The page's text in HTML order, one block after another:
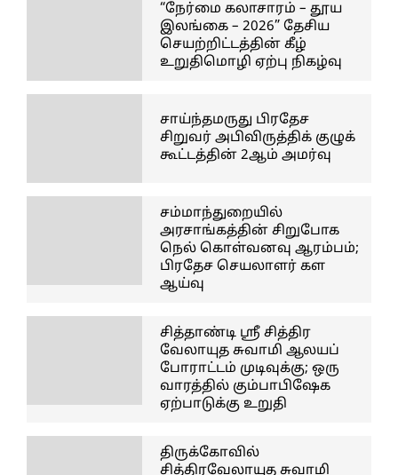
“நேர்மை கலாசாரம் – தூய
இலங்கை – 2026” தேசிய
செயற்றிட்டத்தின் கீழ்
உறுதிமொழி ஏற்பு நிகழ்வு
சாய்ந்தமருது பிரதேச
சிறுவர் அபிவிருத்திக் குழுக்
கூட்டத்தின் 2ஆம் அமர்வு
சம்மாந்துறையில்
அரசாங்கத்தின் சிறுபோக
நெல் கொள்வனவு ஆரம்பம்;
பிரதேச செயலாளர் கள
ஆய்வு
சித்தாண்டி ஸ்ரீ சித்திர
வேலாயுத சுவாமி ஆலயப்
போராட்டம் முடிவுக்கு; ஒரு
வாரத்தில் கும்பாபிஷேக
ஏற்பாடுக்கு உறுதி
திருக்கோவில்
சித்திரவேலாயுத சுவாமி